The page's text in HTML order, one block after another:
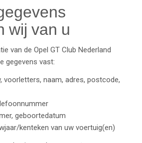
wij van u
van de Opel GT Club Nederland
gegevens vast:
voorletters, naam, adres, postcode,
geboortedatum
kenteken van uw voertuig(en)